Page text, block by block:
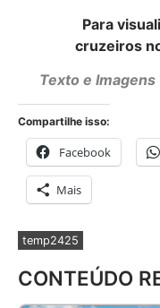
Para
cruzeiros
Texto e
Compartilhe isso:
Facebook
Mais
temp2425
CONTEÚDO